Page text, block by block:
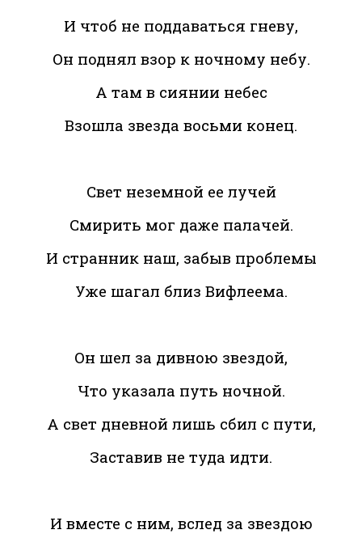
И чтоб не поддаваться гневу,
Он поднял взор к ночному небу.
А там в сиянии небес
Взошла звезда восьми конец.
Свет неземной ее лучей
Смирить мог даже палачей.
И странник наш, забыв проблемы
Уже шагал близ Вифлеема.
Он шел за дивною звездой,
Что указала путь ночной.
А свет дневной лишь сбил с пути,
Заставив не туда идти.
И вместе с ним, вслед за звездою